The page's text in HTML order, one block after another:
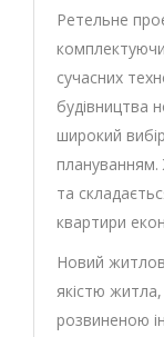
Ретельне
сучасних
будівництва
широкий
плануванням.
та
квартири
Новий
якістю
розвиненою